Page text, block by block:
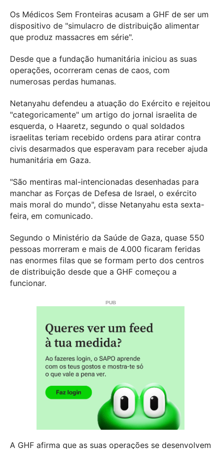
Os Médicos Sem Fronteiras acusam a GHF de ser um
dispositivo de "simulacro de distribuição alimentar
que produz massacres em série".
Desde que a fundação humanitária iniciou as suas
operações, ocorreram cenas de caos, com
numerosas perdas humanas.
Netanyahu defendeu a atuação do Exército e rejeitou
"categoricamente" um artigo do jornal israelita de
esquerda, o Haaretz, segundo o qual soldados
israelitas teriam recebido ordens para atirar contra
civis desarmados que esperavam para receber ajuda
humanitária em Gaza.
"São mentiras mal-intencionadas desenhadas para
manchar as Forças de Defesa de Israel, o exército
mais moral do mundo", disse Netanyahu esta sexta-
feira, em comunicado.
Segundo o Ministério da Saúde de Gaza, quase 550
pessoas morreram e mais de 4.000 ficaram feridas
nas enormes filas que se formam perto dos centros
de distribuição desde que a GHF começou a
funcionar.
A GHF afirma que as suas operações se desenvolvem